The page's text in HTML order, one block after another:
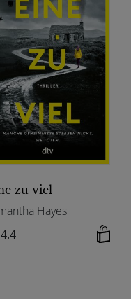
zu viel
Hayes